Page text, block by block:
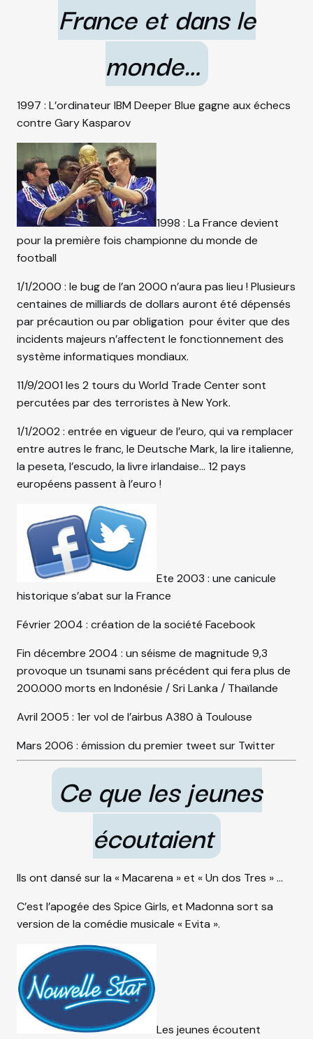
France et dans le
monde…
1997 : L’ordinateur IBM Deeper Blue gagne aux échecs
contre Gary Kasparov
1998 : La France devient
pour la première fois championne du monde de
football
1/1/2000 : le bug de l’an 2000 n’aura pas lieu ! Plusieurs
centaines de milliards de dollars auront été dépensés
par précaution ou par obligation pour éviter que des
incidents majeurs n’affectent le fonctionnement des
système informatiques mondiaux.
11/9/2001 les 2 tours du World Trade Center sont
percutées par des terroristes à New York.
1/1/2002 : entrée en vigueur de l’euro, qui va remplacer
entre autres le franc, le Deutsche Mark, la lire italienne,
la peseta, l’escudo, la livre irlandaise… 12 pays
européens passent à l’euro !
Ete 2003 : une canicule
historique s’abat sur la France
Février 2004 : création de la société Facebook
Fin décembre 2004 : un séisme de magnitude 9,3
provoque un tsunami sans précédent qui fera plus de
200.000 morts en Indonésie / Sri Lanka / Thaïlande
Avril 2005 : 1er vol de l’airbus A380 à Toulouse
Mars 2006 : émission du premier tweet sur Twitter
Ce que les jeunes
écoutaient
Ils ont dansé sur la « Macarena » et « Un dos Tres » …
C’est l’apogée des Spice Girls, et Madonna sort sa
version de la comédie musicale « Evita ».
Les jeunes écoutent